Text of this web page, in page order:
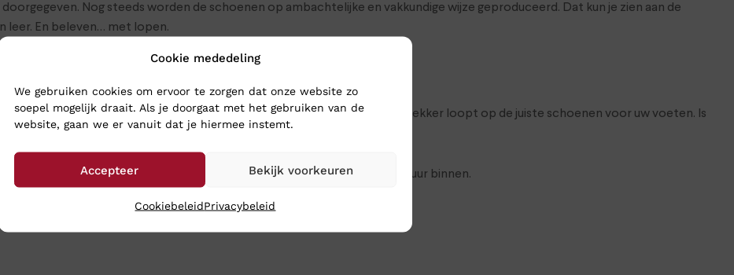
Cookie mededeling
We gebruiken cookies om ervoor te zorgen dat onze website zo
soepel mogelijk draait. Als je doorgaat met het gebruiken van de
website, gaan we er vanuit dat je hiermee instemt.
Accepteer Bekijk voorkeuren
CookiebeleidPrivacybeleid
Nog steeds worden de schoenen op ambachtelijke en vakkundige wijze geproduceerd. Dat kun je zien aan de
leer. En beleven… met lopen.
naar Klinkenberg Schoenen in Geldrop. Dan weet je zeker dat je lekker loopt op de juiste schoenen voor uw voeten. Is
schoenen toch gewoon naar je op:
nog dezelfde dag en meestal heeft u uw aankopen binnen 24 uur binnen.